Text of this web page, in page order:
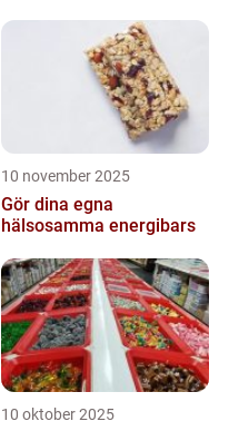
10 november 2025
Gör dina egna
hälsosamma energibars
10 oktober 2025